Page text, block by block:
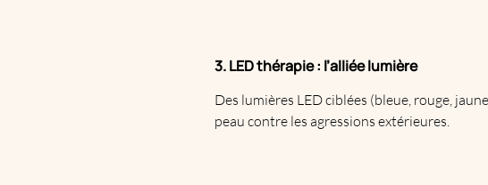
3. LED thérapie : l’alliée lumière
Des lumières LED ciblées (bleue, rouge,
peau contre les agressions extérieures.